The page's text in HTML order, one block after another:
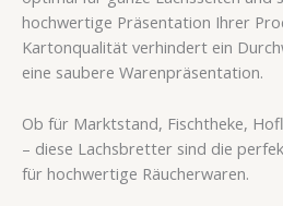
hochwertige Präsentation Ihrer
Kartonqualität verhindert ein
eine saubere Warenpräsentation.
Ob für Marktstand, Fischtheke,
– diese Lachsbretter sind die
für hochwertige Räucherwaren.